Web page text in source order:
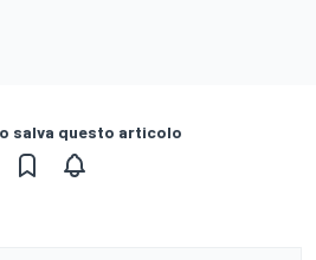
salva questo articolo